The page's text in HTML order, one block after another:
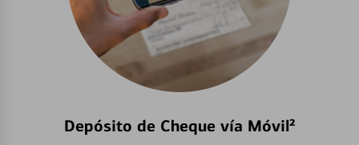
Depósito de Cheque vía Móvil²